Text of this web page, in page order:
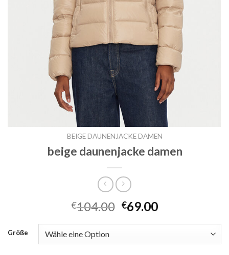
BEIGE DAUNENJACKE DAMEN
beige daunenjacke damen
€104.00 €69.00
Größe